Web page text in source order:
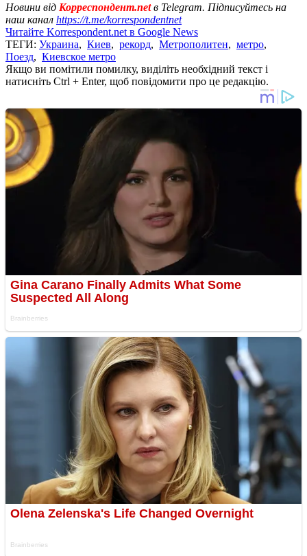
Новини від Корреспондент.netв Telegram. Підписуйтесь на
наш канал https://t.me/korrespondentnet
Читайте Korrespondent.net в Google News
ТЕГИ: Украина, Киев, рекорд, Метрополитен, метро,
Поезд, Киевское метро
Якщо ви помітили помилку, виділіть необхідний текст і
натисніть Ctrl + Enter, щоб повідомити про це редакцію.